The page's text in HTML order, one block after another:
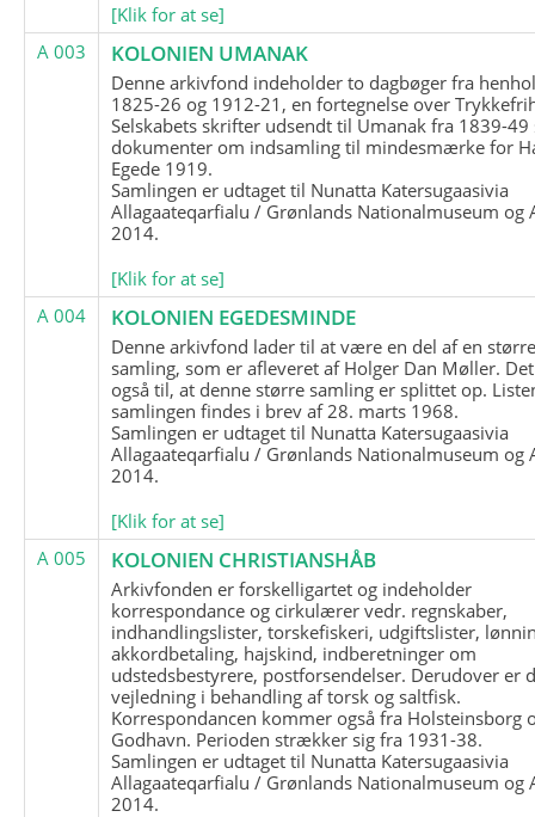
[Klik for at se]
A 003
KOLONIEN UMANAK
Denne arkivfond indeholder to dagbøger fra
1825-26 og 1912-21, en fortegnelse over
Selskabets skrifter udsendt til Umanak fra 1839-49
dokumenter om indsamling til mindesmærke for
Egede 1919.
Samlingen er udtaget til Nunatta Katersugaasivia
Allagaateqarfialu / Grønlands Nationalmuseum og
2014.
[Klik for at se]
A 004
KOLONIEN EGEDESMINDE
Denne arkivfond lader til at være en del af en
samling, som er afleveret af Holger Dan Møller.
også til, at denne større samling er splittet op.
samlingen findes i brev af 28. marts 1968.
Samlingen er udtaget til Nunatta Katersugaasivia
Allagaateqarfialu / Grønlands Nationalmuseum og
2014.
[Klik for at se]
A 005
KOLONIEN CHRISTIANSHÅB
Arkivfonden er forskelligartet og indeholder
korrespondance og cirkulærer vedr. regnskaber,
indhandlingslister, torskefiskeri, udgiftslister,
akkordbetaling, hajskind, indberetninger om
udstedsbestyrere, postforsendelser. Derudover er
vejledning i behandling af torsk og saltfisk.
Korrespondancen kommer også fra Holsteinsborg
Godhavn. Perioden strækker sig fra 1931-38.
Samlingen er udtaget til Nunatta Katersugaasivia
Allagaateqarfialu / Grønlands Nationalmuseum og
2014.